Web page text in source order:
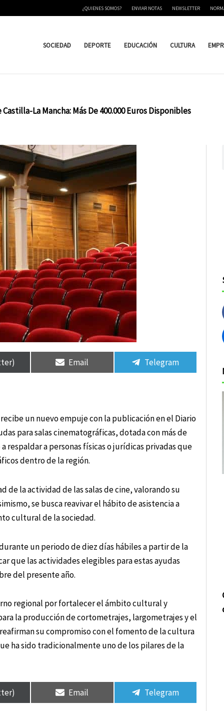
¿QUIENES SOMOS? ENVIAR NOTAS NEWSLETTER
SOCIEDAD DEPORTE EDUCACIÓN CULTURA
La Mancha: Más De 400.000 Euros Disponibles
Compartir
en
Email
en
Telegram
un nuevo empuje con la publicación en el Diario
para salas cinematográficas, dotada con más de
respaldar a personas físicas o jurídicas privadas que
dentro de la región.
de la actividad de las salas de cine, valorando su
se busca reavivar el hábito de asistencia a
cultural de la sociedad.
un periodo de diez días hábiles a partir de la
que las actividades elegibles para estas ayudas
del presente año.
regional por fortalecer el ámbito cultural y
la producción de cortometrajes, largometrajes y el
su compromiso con el fomento de la cultura
ha sido tradicionalmente uno de los pilares de la
Compartir
en
Email
en
Telegram